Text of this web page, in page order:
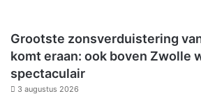
Grootste zonsverduistering
komt eraan: ook boven Zwolle
spectaculair
3 augustus 2026